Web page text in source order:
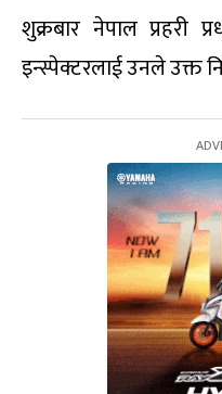
शुक्रबार नेपाल प्रहरी
इन्स्पेक्टरलाई उनले उक्त